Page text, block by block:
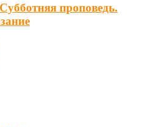
проповедь.